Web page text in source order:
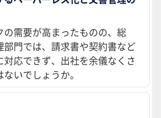
の需要が高まったものの、総
門では、請求書や契約書など
応できず、出社を余儀なくさ
いでしょうか。